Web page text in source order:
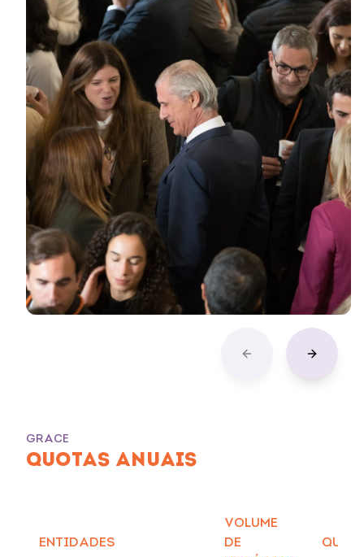
Previous slideNext
GRACE
QUOTAS ANUAIS
ENTIDADES
VOLUME
DE